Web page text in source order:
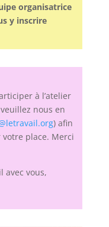
organisatrice
y inscrire
à l’atelier
nous en
) afin
place. Merci
avec vous,